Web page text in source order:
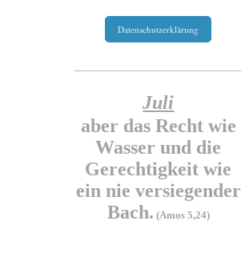
Datenschutzerklärung
Juli
aber das Recht wie
Wasser und die
Gerechtigkeit wie
ein nie versiegender
Bach. (Amos 5,24)